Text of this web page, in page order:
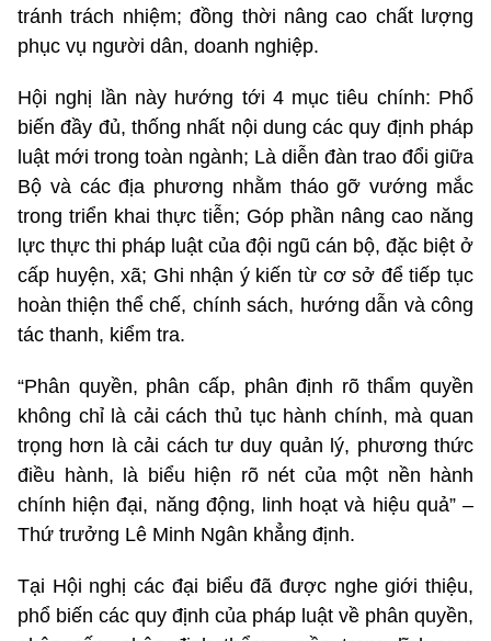
tránh trách nhiệm; đồng thời nâng cao chất lượng
phục vụ người dân, doanh nghiệp.
Hội nghị lần này hướng tới 4 mục tiêu chính: Phổ
biến đầy đủ, thống nhất nội dung các quy định pháp
luật mới trong toàn ngành; Là diễn đàn trao đổi giữa
Bộ và các địa phương nhằm tháo gỡ vướng mắc
trong triển khai thực tiễn; Góp phần nâng cao năng
lực thực thi pháp luật của đội ngũ cán bộ, đặc biệt ở
cấp huyện, xã; Ghi nhận ý kiến từ cơ sở để tiếp tục
hoàn thiện thể chế, chính sách, hướng dẫn và công
tác thanh, kiểm tra.
“Phân quyền, phân cấp, phân định rõ thẩm quyền
không chỉ là cải cách thủ tục hành chính, mà quan
trọng hơn là cải cách tư duy quản lý, phương thức
điều hành, là biểu hiện rõ nét của một nền hành
chính hiện đại, năng động, linh hoạt và hiệu quả” –
Thứ trưởng Lê Minh Ngân khẳng định.
Tại Hội nghị các đại biểu đã được nghe giới thiệu,
phổ biến các quy định của pháp luật về phân quyền,